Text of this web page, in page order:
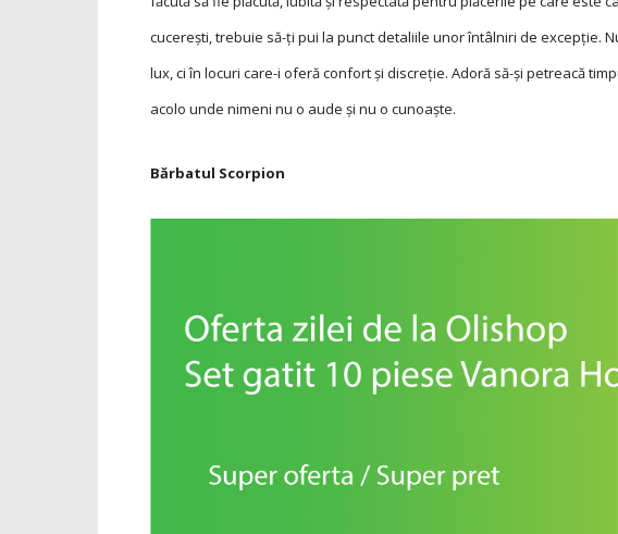
cucerești, trebuie să-ți pui la punct detaliile unor întâlniri de excepție.
lux, ci în locuri care-i oferă confort și discreție. Adoră să-și petreacă
acolo unde nimeni nu o aude și nu o cunoaște.
Bărbatul Scorpion